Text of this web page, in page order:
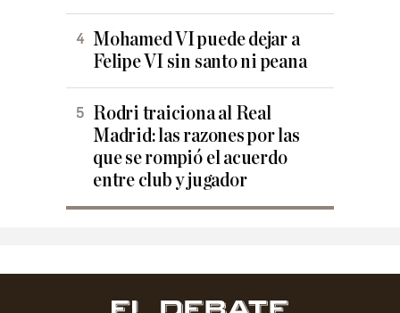
Mohamed VI puede dejar a
Felipe VI sin santo ni peana
Rodri traiciona al Real
Madrid: las razones por las
que se rompió el acuerdo
entre club y jugador